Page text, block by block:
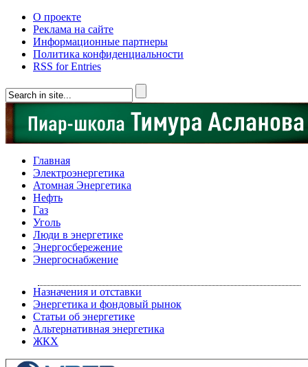
О проекте
Реклама на сайте
Информационные партнеры
Политика конфиденциальности
RSS for Entries
Главная
Электроэнергетика
Атомная Энергетика
Нефть
Газ
Уголь
Люди в энергетике
Энергосбережение
Энергоснабжение
Назначения и отставки
Энергетика и фондовый рынок
Статьи об энергетике
Альтернативная энергетика
ЖКХ